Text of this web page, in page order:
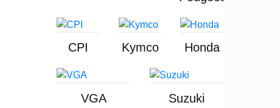
CPI Kymco Honda
VGA Suzuki